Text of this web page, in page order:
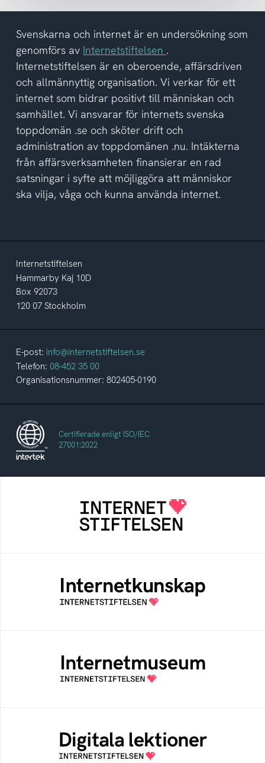
del
av
integritetspolicyn
Svenskarna och internet är en undersökning som
genomförs av Internetstiftelsen .
Internetstiftelsen är en oberoende, affärsdriven
och allmännyttig organisation. Vi verkar för ett
internet som bidrar positivt till människan och
samhället. Vi ansvarar för internets svenska
toppdomän .se och sköter drift och
administration av toppdomänen .nu. Intäkterna
från affärsverksamheten finansierar en rad
satsningar i syfte att möjliggöra att människor
ska vilja, våga och kunna använda internet.
Internetstiftelsen
Hammarby Kaj 10D
Box 92073
120 07 Stockholm
E-post: info@internetstiftelsen.se
Telefon: 08-452 35 00
Organisationsnummer: 802405-0190
Certifierade enligt ISO/IEC
27001:2022
Internetstiftelsen verkar för ett internet som
bidrar positivt till människan och samhället
Samlad kunskap som hjälper dig att bli en
säker och medveten internetanvändare
Ett digitalt museum som byggts, och kureras
av Internetstiftelsen
Öppen digital lärresurs med färdiga lektioner
för alla stadier i grundskolan